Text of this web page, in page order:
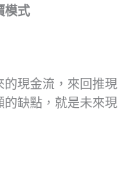
模式
現金流，來回推現
缺點，就是未來現